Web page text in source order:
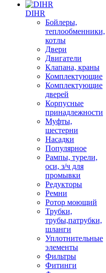
DIHR
Бойлеры,
теплообменники,
котлы
Двери
Двигатели
Клапана, краны
Комплектующие
Комплектующие
дверей
Корпусные
принадлежности
Муфты,
шестерни
Насадки
Популярное
Рампы, турели,
оси, з/ч для
промывки
Редукторы
Ремни
Ротор моющий
Трубки,
трубы,патрубки,
шланги
Уплотнительные
элементы
Фильтры
Фитинги